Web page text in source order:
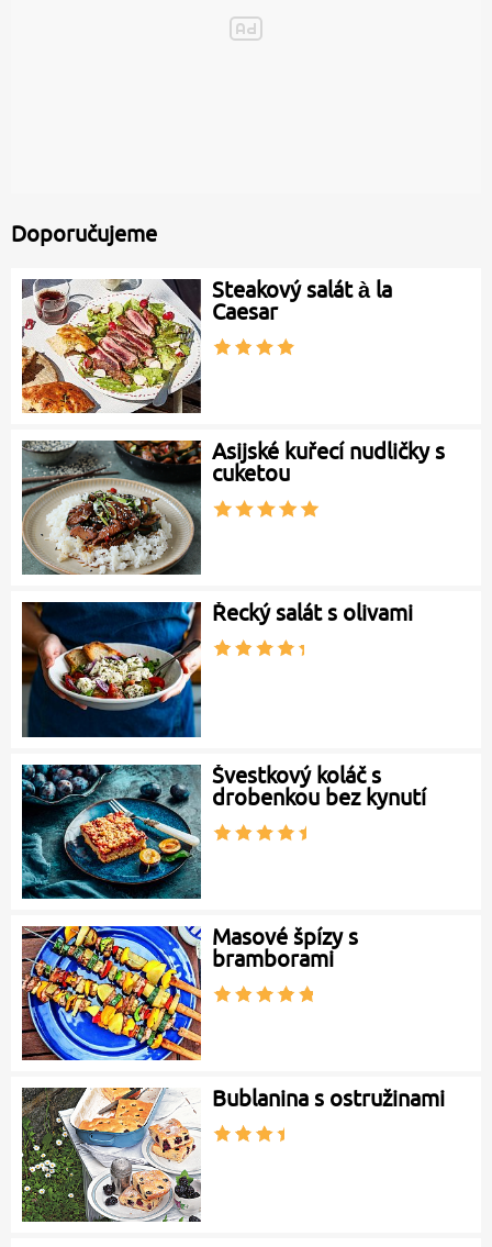
Doporučujeme
Steakový salát à la
Caesar
Asijské kuřecí nudličky s
cuketou
Řecký salát s olivami
Švestkový koláč s
drobenkou bez kynutí
Masové špízy s
bramborami
Bublanina s ostružinami